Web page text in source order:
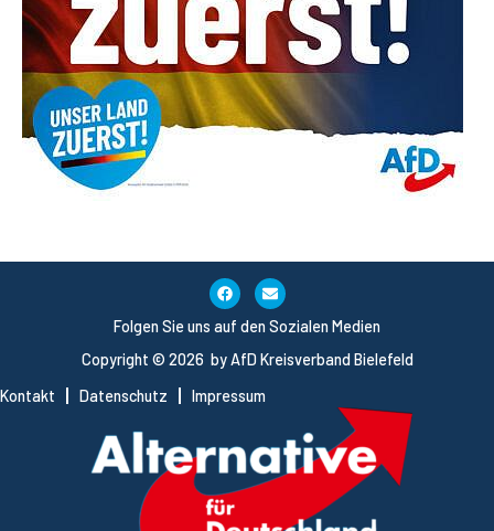
Copyright © 2026 by AfD Kreisverband Bielefeld
Kontakt
Datenschutz Impressum
Folgen Sie uns auf den Sozialen Medien